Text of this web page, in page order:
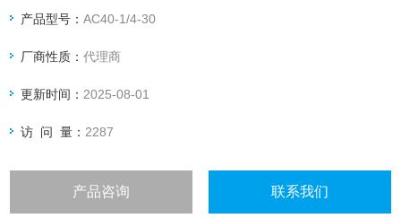
产品型号：AC40-1/4-30
厂商性质：代理商
更新时间： 2025-08-01
访 问 量： 2287
产品咨询 联系我们